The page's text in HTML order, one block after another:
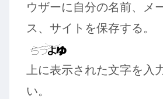
ウザーに自分の名前、メ
ス、サイトを保存する。
上に表示された文字を入
い。